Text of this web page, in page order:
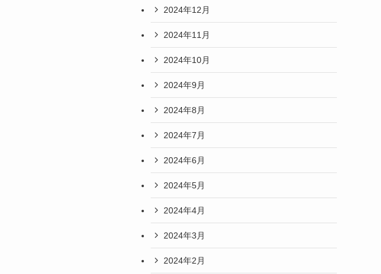
2024年12月
2024年11月
2024年10月
2024年9月
2024年8月
2024年7月
2024年6月
2024年5月
2024年4月
2024年3月
2024年2月